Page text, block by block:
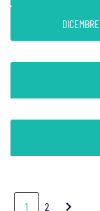
1 2 chevron_right
DICEMBRE